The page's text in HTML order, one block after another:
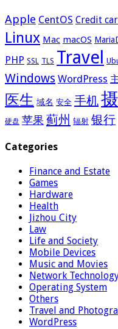
Apple CentOS Credit
Linux Mac macOS
PHP SSL TLS Travel
Windows WordPress
医生 域名 安全 手机
硬盘 苹果 蓟州 辐射 银行
Categories
Finance and Estate
Games
Hardware
Health
Jizhou City
Law
Life and Society
Mobile Devices
Music and Movies
Network
Operating System
Others
Travel and
WordPress